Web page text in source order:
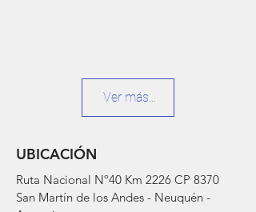
Ver más...
UBICACIÓN
Ruta Nacional Nº40 Km 2226 CP 8370
San Martín de los Andes - Neuquén -